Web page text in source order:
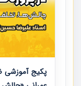
پکیج آموزشی